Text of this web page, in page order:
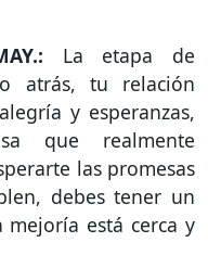
La etapa de
atrás, tu relación
y esperanzas,
que realmente
las promesas
debes tener un
está cerca y